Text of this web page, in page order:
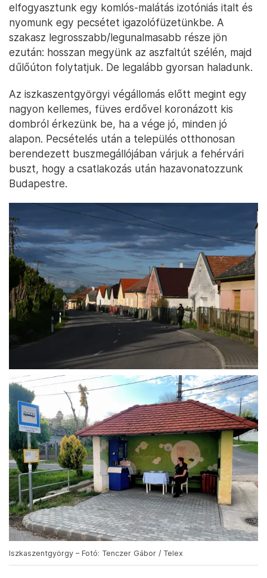
elfogyasztunk egy komlós-malátás izotóniás italt és
nyomunk egy pecsétet igazolófüzetünkbe. A
szakasz legrosszabb/legunalmasabb része jön
ezután: hosszan megyünk az aszfaltút szélén, majd
dűlőúton folytatjuk. De legalább gyorsan haladunk.
Az iszkaszentgyörgyi végállomás előtt megint egy
nagyon kellemes, füves erdővel koronázott kis
dombról érkezünk be, ha a vége jó, minden jó
alapon. Pecsételés után a település otthonosan
berendezett buszmegállójában várjuk a fehérvári
buszt, hogy a csatlakozás után hazavonatozzunk
Budapestre.
Iszkaszentgyörgy – Fotó: Tenczer Gábor / Telex